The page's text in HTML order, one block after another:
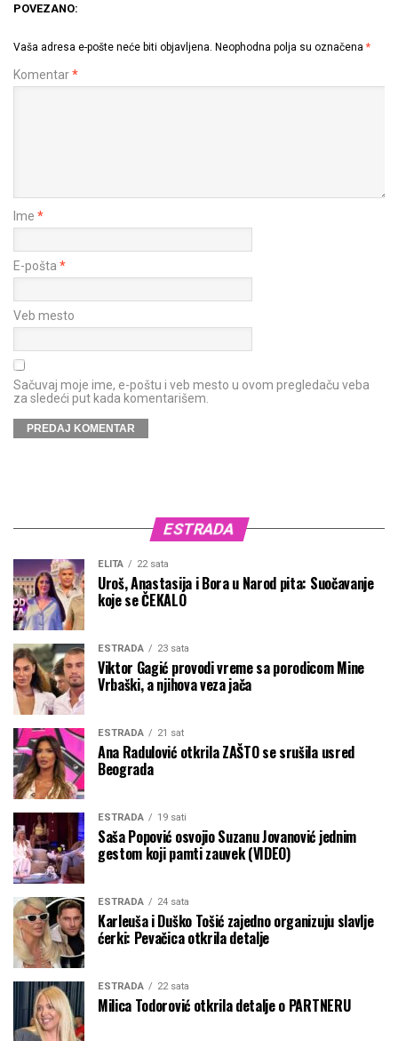
POVEZANO:
Vaša adresa e-pošte neće biti objavljena. Neophodna polja su označena *
Komentar*
Ime *
E-pošta *
Veb mesto
Sačuvaj moje ime, e-poštu i veb mesto u ovom pregledaču veba
za sledeći put kada komentarišem.
ESTRADA
ELITA 22 sata
Uroš, Anastasija i Bora u Narod pita: Suočavanje
koje se ČEKALO
ESTRADA 23 sata
Viktor Gagić provodi vreme sa porodicom Mine
Vrbaški, a njihova veza jača
ESTRADA 21 sat
Ana Radulović otkrila ZAŠTO se srušila usred
Beograda
ESTRADA 19 sati
Saša Popović osvojio Suzanu Jovanović jednim
gestom koji pamti zauvek (VIDEO)
ESTRADA 24 sata
Karleuša i Duško Tošić zajedno organizuju slavlje
ćerki: Pevačica otkrila detalje
ESTRADA 22 sata
Milica Todorović otkrila detalje o PARTNERU